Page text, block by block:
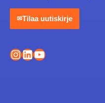
✉Tilaa uutiskirje
Instagram
LinkedIn
YouTube